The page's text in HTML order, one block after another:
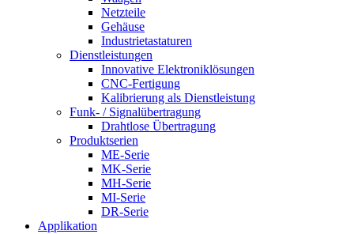
Netzteile
Gehäuse
Industrietastaturen
Dienstleistungen
Innovative Elektroniklösungen
CNC-Fertigung
Kalibrierung als Dienstleistung
Funk- / Signalübertragung
Drahtlose Übertragung
Produktserien
ME-Serie
MK-Serie
MH-Serie
MI-Serie
DR-Serie
Applikation